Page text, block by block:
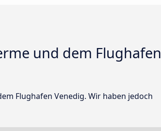
und dem Flughafen
Flughafen Venedig. Wir haben jedoch